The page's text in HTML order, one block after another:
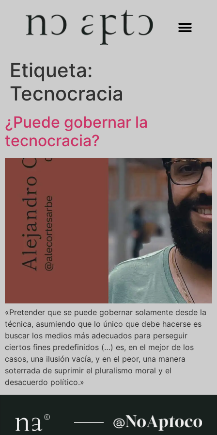
Etiqueta:
Tecnocracia
¿Puede gobernar la
tecnocracia?
«Pretender que se puede gobernar solamente desde la
técnica, asumiendo que lo único que debe hacerse es
buscar los medios más adecuados para perseguir
ciertos fines predefinidos (…) es, en el mejor de los
casos, una ilusión vacía, y en el peor, una manera
soterrada de suprimir el pluralismo moral y el
desacuerdo político.»